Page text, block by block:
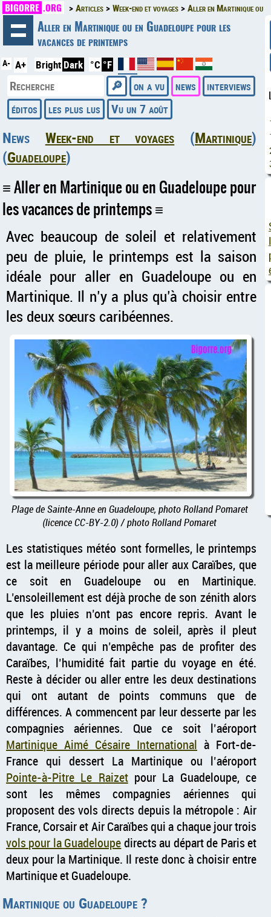
BIGORRE .ORG Articles Week-end et voyages Aller en Martinique ou
Aller en Martinique ou en Guadeloupe pour les
vacances de printemps
A- A+ Bright Dark °C °F
on a vu news
interviews
éditos
les plus lus Vu un 7 août
News Week-end et voyages (Martinique)
(Guadeloupe)
Aller en Martinique ou en Guadeloupe pour
les vacances de printemps
Avec beaucoup de soleil et relativement
peu de pluie, le printemps est la saison
idéale pour aller en Guadeloupe ou en
Martinique. Il n’y a plus qu’à choisir entre
les deux sœurs caribéennes.
Plage de Sainte-Anne en Guadeloupe, photo Rolland Pomaret
(licence CC-BY-2.0) / photo Rolland Pomaret
Les statistiques météo sont formelles, le printemps
est la meilleure période pour aller aux Caraïbes, que
ce soit en Guadeloupe ou en Martinique.
L’ensoleillement est déjà proche de son zénith alors
que les pluies n’ont pas encore repris. Avant le
printemps, il y a moins de soleil, après il pleut
davantage. Ce qui n’empêche pas de profiter des
Caraïbes, l’humidité fait partie du voyage en été.
Reste à décider ou aller entre les deux destinations
qui ont autant de points communs que de
différences. A commencent par leur desserte par les
compagnies aériennes. Que ce soit l’aéroport
Martinique Aimé Césaire International à Fort-de-
France qui dessert La Martinique ou l’aéroport
Pointe-à-Pitre Le Raizetpour La Guadeloupe, ce
sont les mêmes compagnies aériennes qui
proposent des vols directs depuis la métropole : Air
France, Corsair et Air Caraïbes qui a chaque jour trois
vols pour la Guadeloupedirects au départ de Paris et
deux pour la Martinique. Il reste donc à choisir entre
Martinique et Guadeloupe.
Martinique ou Guadeloupe ?
◄